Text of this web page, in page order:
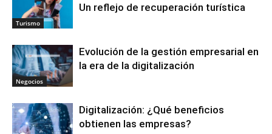
Turismo
Un reflejo de recuperación turística
Negocios
Evolución de la gestión empresarial en
la era de la digitalización
Digitalización: ¿Qué beneficios
obtienen las empresas?